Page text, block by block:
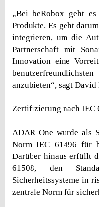
„Bei beRobox geht
Produkte. Es geht
integrieren, um die
Partnerschaft mit
Innovation eine
anzubieten“, sagt David
Zertifizierung nach IEC
ADAR One wurde als
Norm IEC 61496 für
Darüber hinaus erfüllt
61508, den
Sicherheitssysteme in
zentrale Norm für